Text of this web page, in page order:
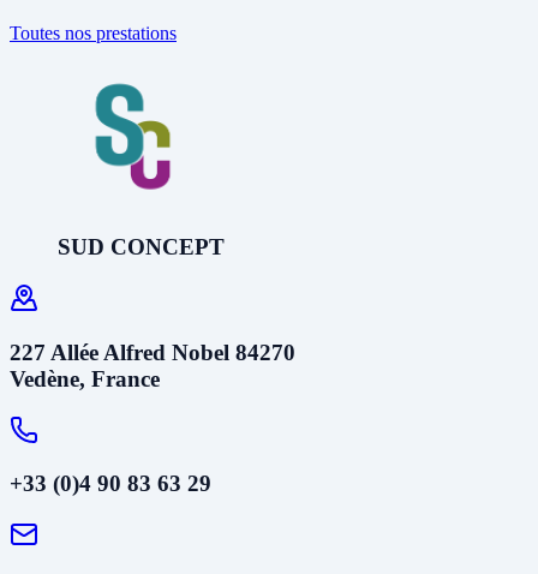
Toutes nos prestations
SUD CONCEPT
227 Allée Alfred Nobel 84270
Vedène, France
+33 (0)4 90 83 63 29